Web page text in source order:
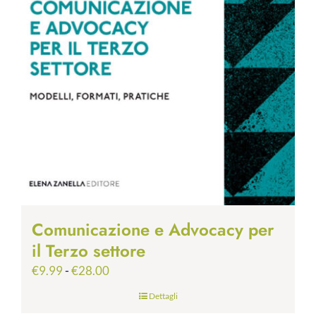
Comunicazione e Advocacy per
il Terzo settore
€9.99-€28.00Fascia
Dettagli